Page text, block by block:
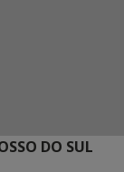
DO SUL